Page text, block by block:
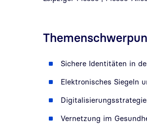
Sichere Identitäten in
Elektronisches Siegeln
Vernetzung im